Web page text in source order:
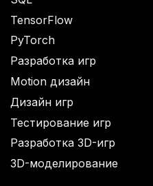
TensorFlow
PyTorch
Разработка игр
Motion дизайн
Дизайн игр
Тестирование игр
Разработка 3D-игр
3D-моделирование